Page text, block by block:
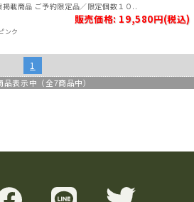
載商品 ご予約限定品／限定個数１０..
販売価格: 19,580円(税込)
ンク
1
品表示中（全7商品中）